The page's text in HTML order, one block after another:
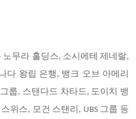
노무라 홀딩스, 소시에테 제네랄,
다 왕립 은행, 뱅크 오브 아메리
룹, 스탠다드 차타드, 도이치 뱅
위스, 모건 스탠리, UBS 그룹 등